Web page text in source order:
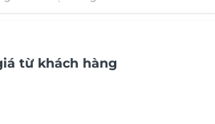
từ khách hàng